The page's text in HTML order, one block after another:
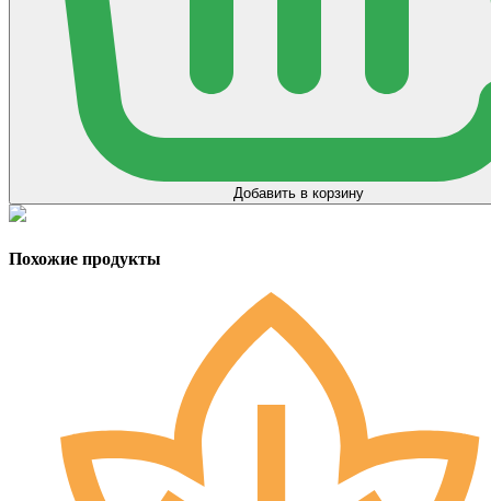
Добавить в корзину
Похожие продукты